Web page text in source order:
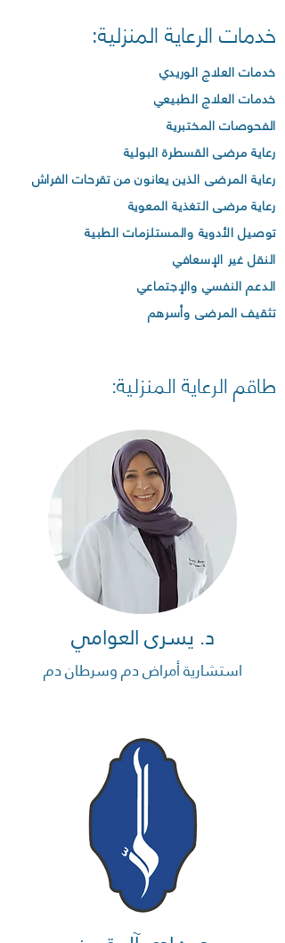
خدمات الرعاية المنزلية:
خدمات العلاج الوريدي
خدمات العلاج الطبيعي
الفحوصات المختبرية
رعاية مرضى القسطرة البولية
رعاية المرضى الذين يعانون من تقرحات الفراش
رعاية مرضى التغذية المعوية
توصيل الأدوية والمستلزمات الطبية
النقل غير الإسعافي
الدعم النفسي والإجتماعي
تثقيف المرضى وأسرهم
طاقم الرعاية المنزلية:
د. يسرى العوامي
استشارية أمراض دم وسرطان دم